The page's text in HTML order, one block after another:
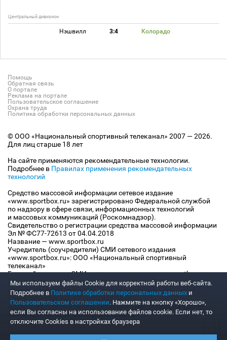
Центральный дивизион
Нэшвилл 3:4 Колорадо
Помощь
Обратная связь
О портале
Реклама на портале
Пользовательское соглашение
Охрана труда
Политика обработки персональных данных
© ООО «Национальный спортивный телеканал» 2007 — 2026.
Для лиц старше 18 лет
На сайте применяются рекомендательные технологии.
Подробнее в Правилах применения рекомендательных
технологий
Средство массовой информации сетевое издание
«www.sportbox.ru» зарегистрировано Федеральной службой
по надзору в сфере связи, информационных технологий
и массовых коммуникаций (Роскомнадзор).
Свидетельство о регистрации средства массовой информации
Эл № ФС77-72613 от 04.04.2018
Название — www.sportbox.ru
Учредитель (соучредители) СМИ сетевого издания
«www.sportbox.ru»: ООО «Национальный спортивный
телеканал»
Главный редактор СМИ сетевого издания «www.sportbox.ru»:
Конов В.А.
Номер телефона редакции СМИ сетевого издания
«www.sportbox.ru»: +7 (495) 653 8419
Адрес электронной почты редакции СМИ сетевого издания
«www.sportbox.ru»: editor@sportbox.ru
Мы используем файлы Сookie для корректной работы веб-сайта.
Подробнее в Политике обработки персональных данных и
Пользовательском соглашении. Нажмите на кнопку «Хорошо»,
если Вы согласны на использование файлов cookie. Если нет, то
отключите Cookies в настройках браузера